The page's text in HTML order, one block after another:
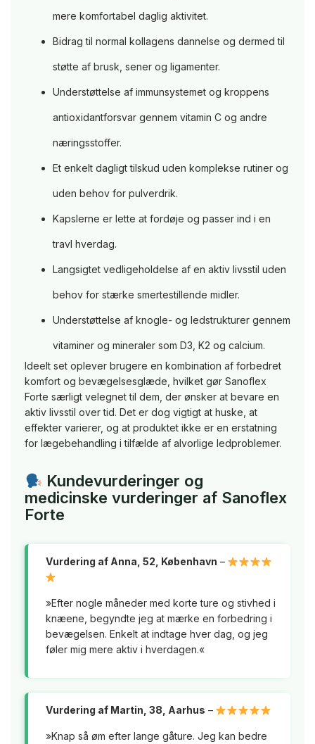
mere komfortabel daglig aktivitet.
Bidrag til normal kollagens dannelse og dermed til
støtte af brusk, sener og ligamenter.
Understøttelse af immunsystemet og kroppens
antioxidantforsvar gennem vitamin C og andre
næringsstoffer.
Et enkelt dagligt tilskud uden komplekse rutiner og
uden behov for pulverdrik.
Kapslerne er lette at fordøje og passer ind i en
travl hverdag.
Langsigtet vedligeholdelse af en aktiv livsstil uden
behov for stærke smertestillende midler.
Understøttelse af knogle- og ledstrukturer gennem
vitaminer og mineraler som D3, K2 og calcium.
Ideelt set oplever brugere en kombination af forbedret
komfort og bevægelsesglæde, hvilket gør Sanoflex
Forte særligt velegnet til dem, der ønsker at bevare en
aktiv livsstil over tid. Det er dog vigtigt at huske, at
effekter varierer, og at produktet ikke er en erstatning
for lægebehandling i tilfælde af alvorlige ledproblemer.
Kundevurderinger og
medicinske vurderinger af Sanoflex
Forte
Vurdering af Anna, 52, København –
»Efter nogle måneder med korte ture og stivhed i
knæene, begyndte jeg at mærke en forbedring i
bevægelsen. Enkelt at indtage hver dag, og jeg
føler mig mere aktiv i hverdagen.«
Vurdering af Martin, 38, Aarhus –
»Knap så øm efter lange gåture. Jeg kan bedre